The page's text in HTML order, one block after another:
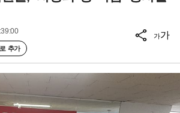
추가
가가